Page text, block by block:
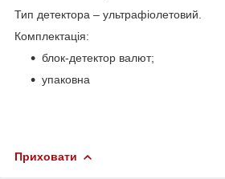
Тип детектора – ультрафіолетовий.
Комплектація:
блок-детектор валют;
упаковна
Приховати